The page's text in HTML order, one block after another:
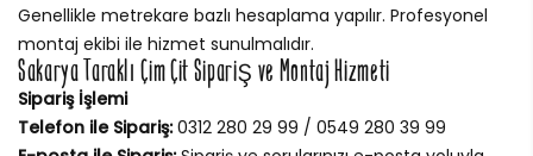
Genellikle metrekare bazlı hesaplama yapılır. Profesyonel
montaj ekibi ile hizmet sunulmalıdır.
Sakarya Taraklı Çim Çit Sipariş ve Montaj Hizmeti
Sipariş İşlemi
Telefon ile Sipariş:0312 280 29 99 / 0549 280 39 99